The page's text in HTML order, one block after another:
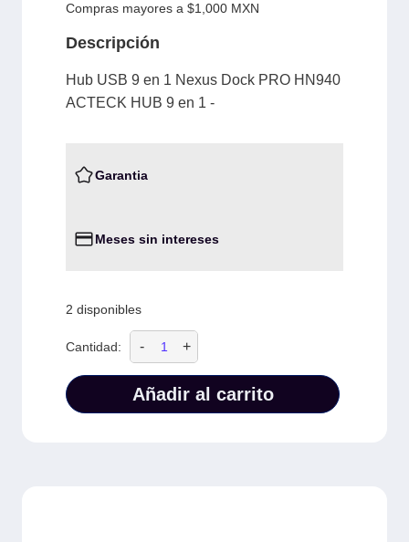
Compras mayores a $1,000 MXN
Descripción
Hub USB 9 en 1 Nexus Dock PRO HN940
ACTECK HUB 9 en 1 -
Garantia
Meses sin intereses
2 disponibles
Cantidad: - +
Añadir al carrito